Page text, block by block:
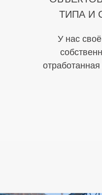
ТИПА И
У нас